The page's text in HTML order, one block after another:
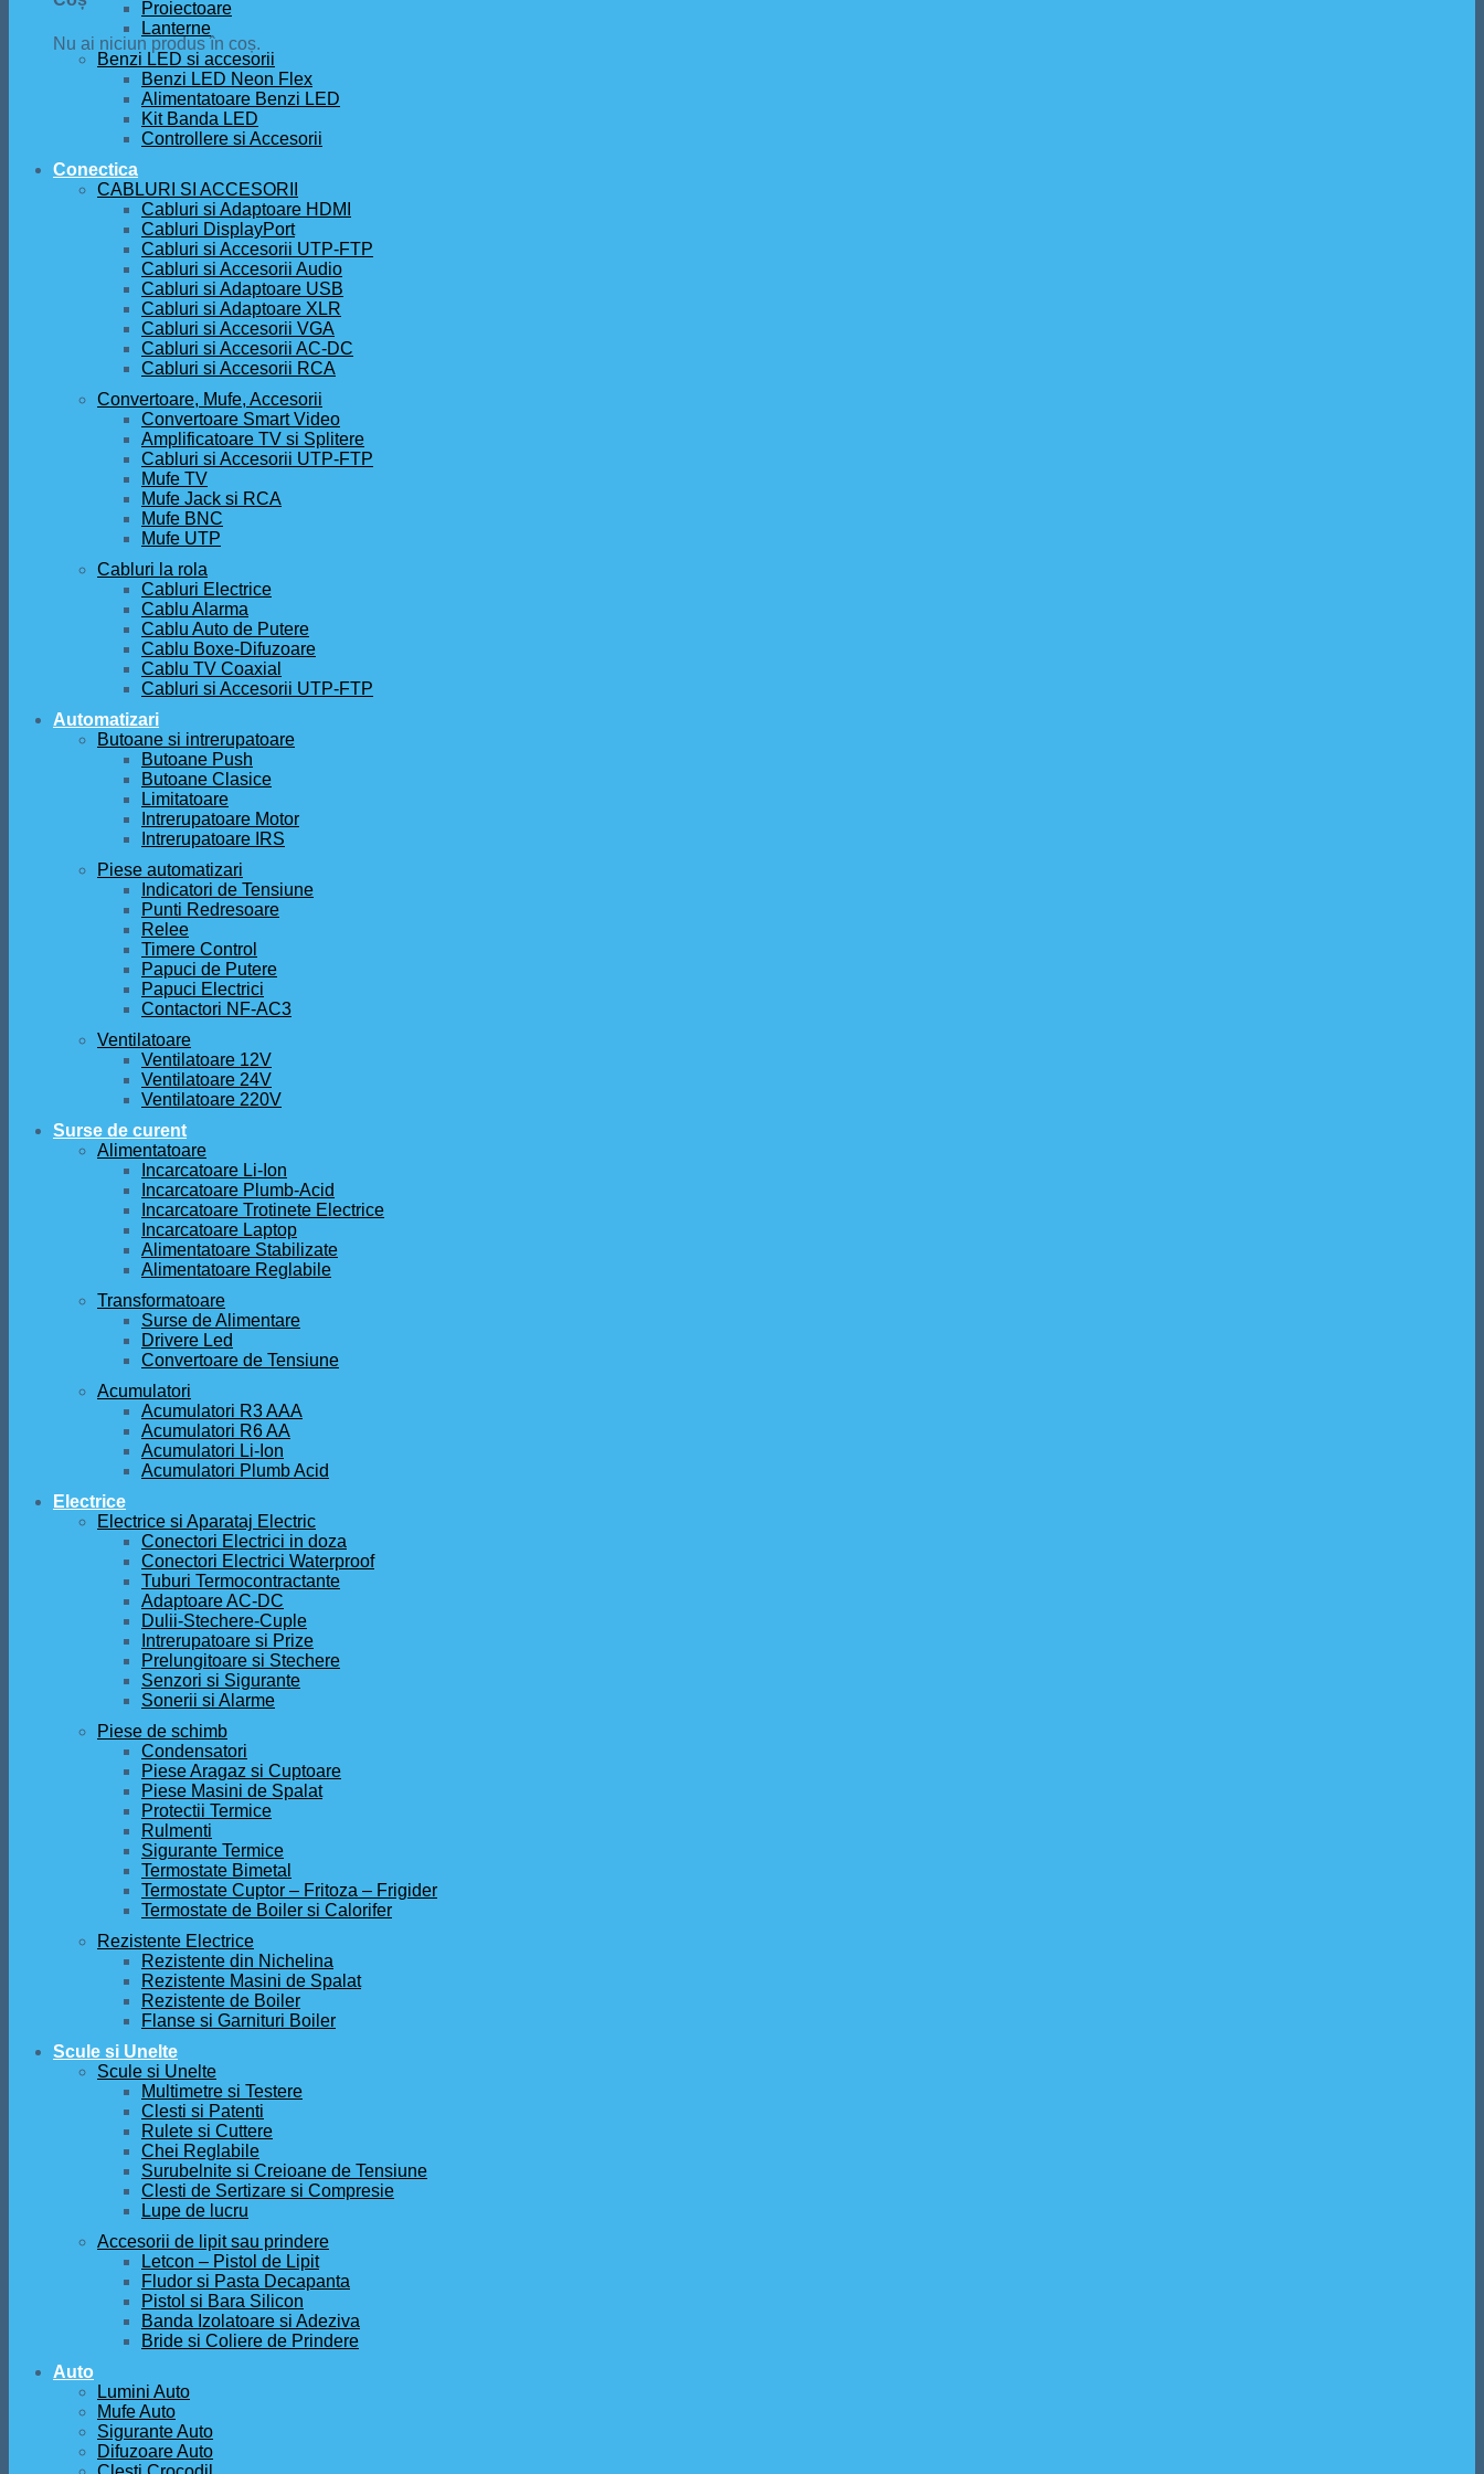
Nu ai niciun produs în coș.
Proiectoare
Lanterne
Benzi LED si accesorii
Benzi LED Neon Flex
Alimentatoare Benzi LED
Kit Banda LED
Controllere si Accesorii
Conectica
CABLURI SI ACCESORII
Cabluri si Adaptoare HDMI
Cabluri DisplayPort
Cabluri si Accesorii UTP-FTP
Cabluri si Accesorii Audio
Cabluri si Adaptoare USB
Cabluri si Adaptoare XLR
Cabluri si Accesorii VGA
Cabluri si Accesorii AC-DC
Cabluri si Accesorii RCA
Convertoare, Mufe, Accesorii
Convertoare Smart Video
Amplificatoare TV si Splitere
Cabluri si Accesorii UTP-FTP
Mufe TV
Mufe Jack si RCA
Mufe BNC
Mufe UTP
Cabluri la rola
Cabluri Electrice
Cablu Alarma
Cablu Auto de Putere
Cablu Boxe-Difuzoare
Cablu TV Coaxial
Cabluri si Accesorii UTP-FTP
Automatizari
Butoane si intrerupatoare
Butoane Push
Butoane Clasice
Limitatoare
Intrerupatoare Motor
Intrerupatoare IRS
Piese automatizari
Indicatori de Tensiune
Punti Redresoare
Relee
Timere Control
Papuci de Putere
Papuci Electrici
Contactori NF-AC3
Ventilatoare
Ventilatoare 12V
Ventilatoare 24V
Ventilatoare 220V
Surse de curent
Alimentatoare
Incarcatoare Li-Ion
Incarcatoare Plumb-Acid
Incarcatoare Trotinete Electrice
Incarcatoare Laptop
Alimentatoare Stabilizate
Alimentatoare Reglabile
Transformatoare
Surse de Alimentare
Drivere Led
Convertoare de Tensiune
Acumulatori
Acumulatori R3 AAA
Acumulatori R6 AA
Acumulatori Li-Ion
Acumulatori Plumb Acid
Electrice
Electrice si Aparataj Electric
Conectori Electrici in doza
Conectori Electrici Waterproof
Tuburi Termocontractante
Adaptoare AC-DC
Dulii-Stechere-Cuple
Intrerupatoare si Prize
Prelungitoare si Stechere
Senzori si Sigurante
Sonerii si Alarme
Piese de schimb
Condensatori
Piese Aragaz si Cuptoare
Piese Masini de Spalat
Protectii Termice
Rulmenti
Sigurante Termice
Termostate Bimetal
Termostate Cuptor – Fritoza – Frigider
Termostate de Boiler si Calorifer
Rezistente Electrice
Rezistente din Nichelina
Rezistente Masini de Spalat
Rezistente de Boiler
Flanse si Garnituri Boiler
Scule si Unelte
Scule si Unelte
Multimetre si Testere
Clesti si Patenti
Rulete si Cuttere
Chei Reglabile
Surubelnite si Creioane de Tensiune
Clesti de Sertizare si Compresie
Lupe de lucru
Accesorii de lipit sau prindere
Letcon – Pistol de Lipit
Fludor si Pasta Decapanta
Pistol si Bara Silicon
Banda Izolatoare si Adeziva
Bride si Coliere de Prindere
Auto
Lumini Auto
Mufe Auto
Sigurante Auto
Difuzoare Auto